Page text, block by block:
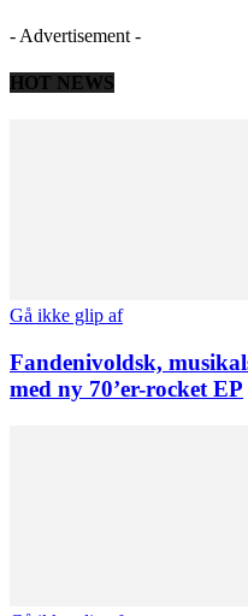
- Advertisement -
HOT NEWS
Gå ikke glip af
Fandenivoldsk,
med ny 70’er-rocket EP